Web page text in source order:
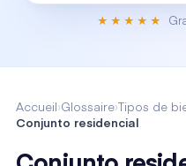
★★★★★
Accueil ›Glossaire› Tipos de
Conjunto residencial